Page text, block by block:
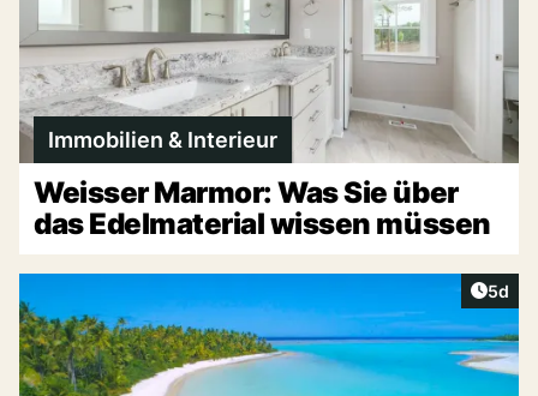
Immobilien & Interieur
Weisser Marmor: Was Sie über
das Edelmaterial wissen müssen
5d